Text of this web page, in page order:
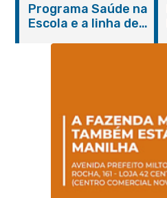
serviços gratuitos e
orientações
Programa Saúde na
Escola e a linha de
Magalhães Seabra